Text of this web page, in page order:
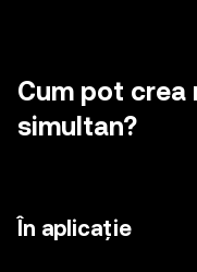
Cum pot crea
simultan?
În aplicație